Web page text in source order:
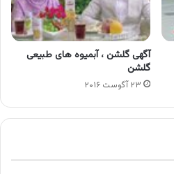
آگهی گلشن ، آبمیوه های طبیعی
گلشن
۲۳ آگوست ۲۰۱۶